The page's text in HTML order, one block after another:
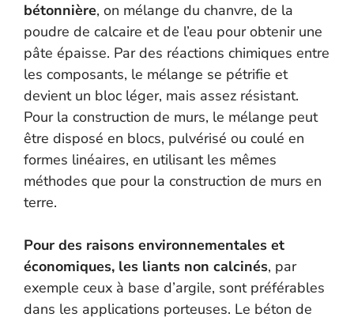
bétonnière, on mélange du chanvre, de la
poudre de calcaire et de l’eau pour obtenir une
pâte épaisse. Par des réactions chimiques entre
les composants, le mélange se pétrifie et
devient un bloc léger, mais assez résistant.
Pour la construction de murs, le mélange peut
être disposé en blocs, pulvérisé ou coulé en
formes linéaires, en utilisant les mêmes
méthodes que pour la construction de murs en
terre.
Pour des raisons environnementales et
économiques, les liants non calcinés, par
exemple ceux à base d’argile, sont préférables
dans les applications porteuses. Le béton de